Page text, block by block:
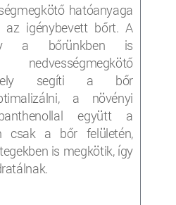
hatóanyaga
az igénybevett bőrt. A
a bőrünkben is
segíti a bőr
a növényi
együtt a
csak a bőr felületén,
is megkötik, így